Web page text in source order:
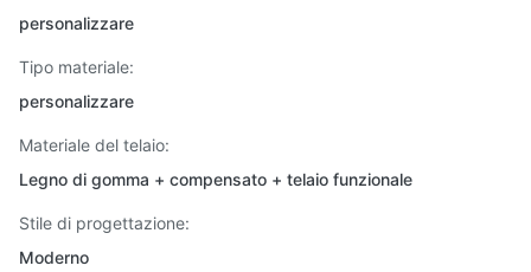
personalizzare
Tipo materiale:
personalizzare
Materiale del telaio:
Legno di gomma + compensato + telaio funzionale
Stile di progettazione:
Moderno